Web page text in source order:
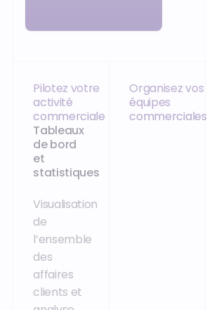
Pilotez votre
activité
commerciale
Tableaux
de bord
et
statistiques
Visualisation
de
l’ensemble
des
affaires
clients et
Organisez vos
équipes
commerciales